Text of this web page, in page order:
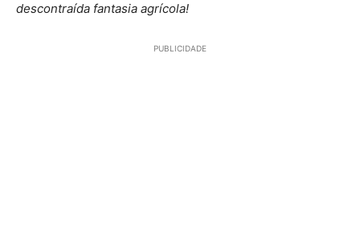
descontraída fantasia agrícola!
PUBLICIDADE